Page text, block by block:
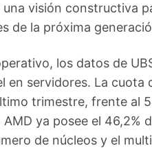
visión constructiva
de la próxima
los datos de
en servidores. La cuota
trimestre, frente al
ya posee el 46,2%
de núcleos y el